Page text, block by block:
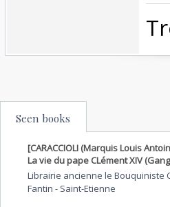
Seen books
[CARACCIOLI (Marquis Louis
La vie du pape CLément XIV
Librairie ancienne le Bouquiniste
Fantin - Saint-Etienne